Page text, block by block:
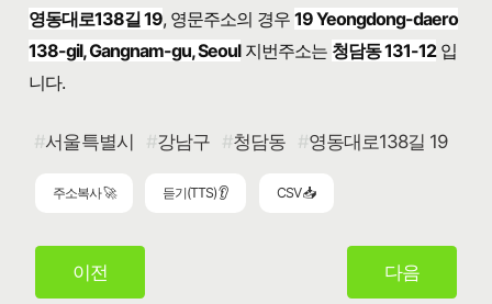
영동대로138길 19, 영문주소의 경우19 Yeongdong-daero
138-gil, Gangnam-gu, Seoul지번주소는 청담동 131-12입
니다.
서울특별시 강남구 청담동 영동대로138길 19
주소복사 🚀 듣기(TTS) 👂 CSV 📥
이전 다음